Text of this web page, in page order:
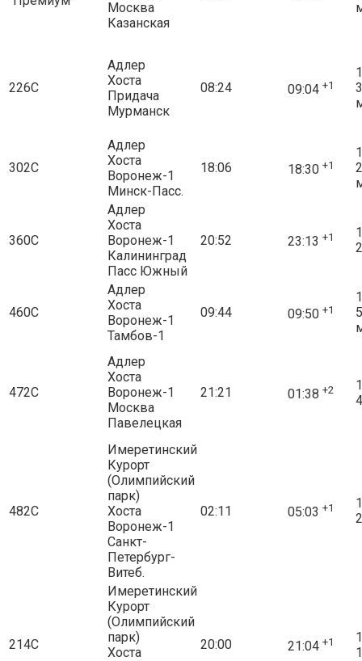
Москва
Казанская
226С
Адлер
Хоста
Придача
Мурманск
08:24 09:04 +1
302С
Адлер
Хоста
Воронеж-1
Минск-Пасс.
18:06 18:30 +1
360С
Адлер
Хоста
Воронеж-1
Калининград
Пасс Южный
20:52 23:13 +1
460С
Адлер
Хоста
Воронеж-1
Тамбов-1
09:44 09:50 +1
5
472С
Адлер
Хоста
Воронеж-1
Москва
Павелецкая
21:21 01:38 +2
482С
Имеретинский
Курорт
(Олимпийский
парк)
Хоста
Воронеж-1
Санкт-
Петербург-
Витеб.
02:11 05:03 +1
214С
Имеретинский
Курорт
(Олимпийский
парк)
Хоста
20:00 21:04 +1